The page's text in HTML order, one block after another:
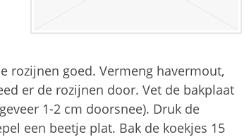
rozijnen goed. Vermeng havermout,
er de rozijnen door. Vet de bakplaat
1-2 cm doorsnee). Druk de
een beetje plat. Bak de koekjes 15